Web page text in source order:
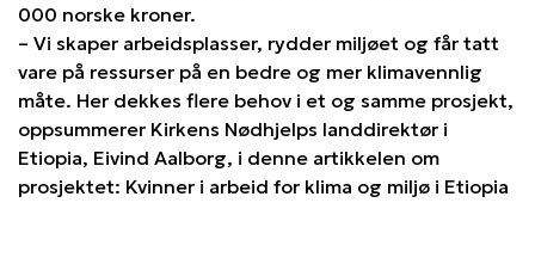
000 norske kroner.
– Vi skaper arbeidsplasser, rydder miljøet og får tatt
vare på ressurser på en bedre og mer klimavennlig
måte. Her dekkes flere behov i et og samme prosjekt,
oppsummerer Kirkens Nødhjelps landdirektør i
Etiopia, Eivind Aalborg, i denne artikkelen om
prosjektet: Kvinner i arbeid for klima og miljø i Etiopia